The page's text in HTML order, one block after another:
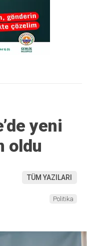
yeni
oldu
TÜM YAZILARI
Politika